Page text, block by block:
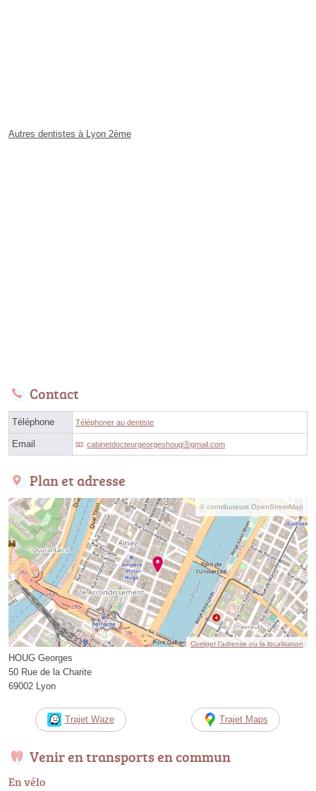
Autres dentistes à Lyon 2ème
Contact
Téléphone Téléphoner au dentiste
Email cabinetdocteurgeorgeshougⓐgmail.com
Plan et adresse
© contributeurs OpenStreetMap
Corriger l’adresse ou la localisation
HOUG Georges
50 Rue de la Charite
69002 Lyon
Trajet Waze Trajet Maps
Venir en transports en commun
En vélo